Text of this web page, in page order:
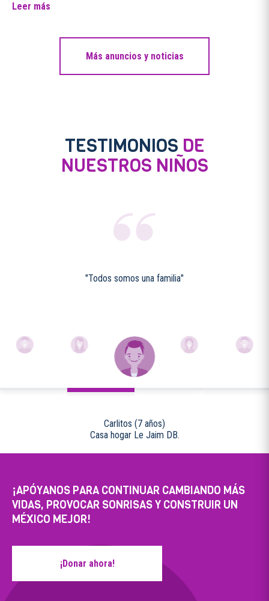
Leer más
Más anuncios y noticias
TESTIMONIOS DE
NUESTROS NIÑOS
"Todos somos una familia"
Carlitos (7 años)
Casa hogar Le Jaim DB.
¡APÓYANOS PARA CONTINUAR CAMBIANDO MÁS
VIDAS, PROVOCAR SONRISAS Y CONSTRUIR UN
MÉXICO MEJOR!
¡Donar ahora!